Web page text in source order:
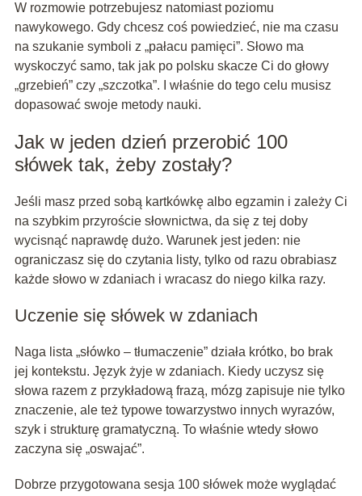
W rozmowie potrzebujesz natomiast poziomu
nawykowego. Gdy chcesz coś powiedzieć, nie ma czasu
na szukanie symboli z „pałacu pamięci”. Słowo ma
wyskoczyć samo, tak jak po polsku skacze Ci do głowy
„grzebień” czy „szczotka”. I właśnie do tego celu musisz
dopasować swoje metody nauki.
Jak w jeden dzień przerobić 100
słówek tak, żeby zostały?
Jeśli masz przed sobą kartkówkę albo egzamin i zależy Ci
na szybkim przyroście słownictwa, da się z tej doby
wycisnąć naprawdę dużo. Warunek jest jeden: nie
ograniczasz się do czytania listy, tylko od razu obrabiasz
każde słowo w zdaniach i wracasz do niego kilka razy.
Uczenie się słówek w zdaniach
Naga lista „słówko – tłumaczenie” działa krótko, bo brak
jej kontekstu. Język żyje w zdaniach. Kiedy uczysz się
słowa razem z przykładową frazą, mózg zapisuje nie tylko
znaczenie, ale też typowe towarzystwo innych wyrazów,
szyk i strukturę gramatyczną. To właśnie wtedy słowo
zaczyna się „oswajać”.
Dobrze przygotowana sesja 100 słówek może wyglądać